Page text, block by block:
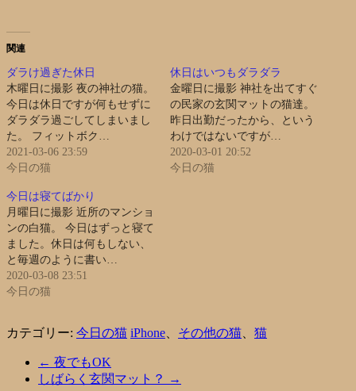
関連
ダラけ過ぎた休日
木曜日に撮影 夜の神社の猫。
今日は休日ですが何もせずに
ダラダラ過ごしてしまいまし
た。 フィットボク…
2021-03-06 23:59
今日の猫
休日はいつもダラダラ
金曜日に撮影 神社を出てすぐ
の民家の玄関マットの猫達。
昨日出勤だったから、という
わけではないですが…
2020-03-01 20:52
今日の猫
今日は寝てばかり
月曜日に撮影 近所のマンショ
ンの白猫。 今日はずっと寝て
ました。休日は何もしない、
と毎週のように書い…
2020-03-08 23:51
今日の猫
カテゴリー: 今日の猫 iPhone その他の猫 猫
← 夜でもOK
しばらく玄関マット？
→